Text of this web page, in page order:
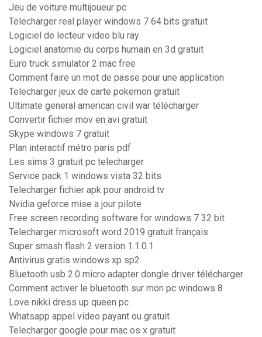
Jeu de voiture multijoueur pc
Telecharger real player windows 7 64 bits gratuit
Logiciel de lecteur video blu ray
Logiciel anatomie du corps humain en 3d gratuit
Euro truck simulator 2 mac free
Comment faire un mot de passe pour une application
Telecharger jeux de carte pokemon gratuit
Ultimate general american civil war télécharger
Convertir fichier mov en avi gratuit
Skype windows 7 gratuit
Plan interactif métro paris pdf
Les sims 3 gratuit pc telecharger
Service pack 1 windows vista 32 bits
Telecharger fichier apk pour android tv
Nvidia geforce mise a jour pilote
Free screen recording software for windows 7 32 bit
Telecharger microsoft word 2019 gratuit français
Super smash flash 2 version 1.1.0.1
Antivirus gratis windows xp sp2
Bluetooth usb 2.0 micro adapter dongle driver télécharger
Comment activer le bluetooth sur mon pc windows 8
Love nikki dress up queen pc
Whatsapp appel video payant ou gratuit
Telecharger google pour mac os x gratuit